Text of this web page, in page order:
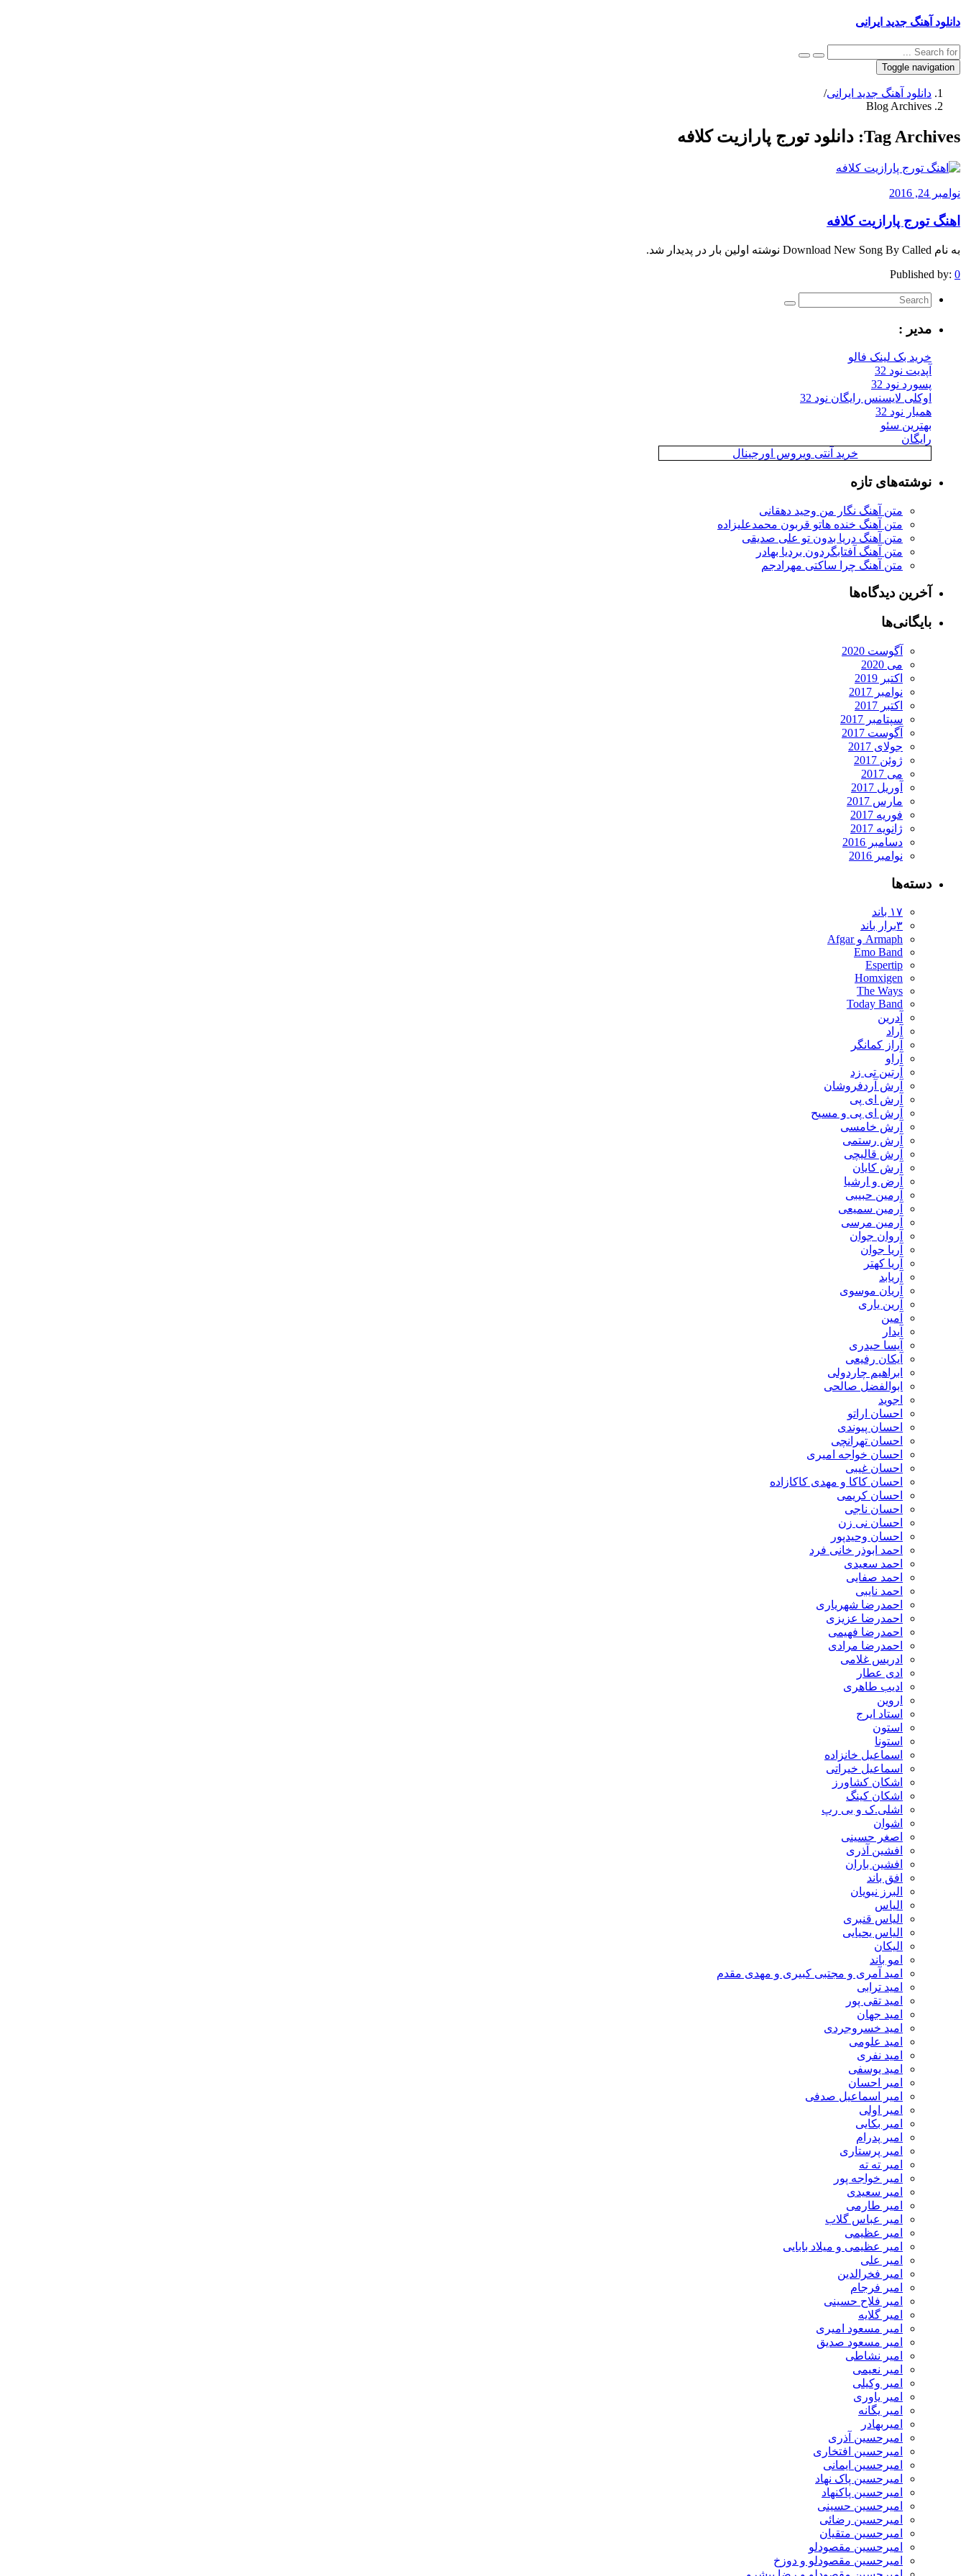
دانلود آهنگ جدید ایرانی
Toggle navigation
دانلود آهنگ جدید ایرانی/
Blog Archives
Tag Archives: دانلود تورج پارازیت کلافه
نوامبر 24, 2016
اهنگ تورج پارازیت کلافه
به نام Download New Song By Called نوشته اولین بار در پدیدار شد.
Published by: 0
مدیر :
خرید بک لینک فالو
آپدیت نود 32
پسورد نود 32
اوکلی لایسنس رایگان نود 32
همیار نود 32
بهترین سئو
رایگان
خرید آنتی ویروس اورجینال
نوشته‌های تازه
متن آهنگ نگار من وحید دهقانی
متن آهنگ خنده هاتو قربون محمدعلیزاده
متن آهنگ دریا بدون تو علی صدیقی
متن آهنگ آفتابگردون بردیا بهادر
متن آهنگ چرا ساکتی مهرادجم
آخرین دیدگاه‌ها
بایگانی‌ها
آگوست 2020
می 2020
اکتبر 2019
نوامبر 2017
اکتبر 2017
سپتامبر 2017
آگوست 2017
جولای 2017
ژوئن 2017
می 2017
آوریل 2017
مارس 2017
فوریه 2017
ژانویه 2017
دسامبر 2016
نوامبر 2016
دسته‌ها
۱۷ باند
۳برار باند
Armaph و Afgar
Emo Band
Espertip
Homxigen
The Ways
Today Band
آدرین
آراد
آراز کمانگر
آراو
آرتین تی زد
آرش آردفروشان
آرش ای پی
آرش ای پی و مسیح
آرش خامسی
آرش رستمی
آرش قالیچی
آرش کایان
​آرض و ارشیا
آرمین حبیبی
آرمین سمیعی
آرمین مرسی
آروان جوان
آریا جوان
آریا کهتر
آریابد
آریان موسوی
آرین یاری
آمین
آیدار
آیسا حیدری
آیکان رفیعی
ابراهیم چاردولی
ابوالفضل صالحی
اجوید
احسان اراتو
احسان پیوندی
احسان تهرانچی
احسان خواجه امیری
احسان غیبی
احسان کاکا و مهدی کاکازاده
احسان کریمی
احسان ناجی
احسان نی زن
احسان وحیدپور
احمد ابوذر خانی فرد
احمد سعیدی
احمد صفایی
احمد نایبی
احمدرضا شهریاری
احمدرضا عزیزی
احمدرضا فهیمی
احمدرضا مرادی
ادریس غلامی
ادی عطار
ادیب طاهری
اروین
استاد ایرج
استون
استونا
اسماعیل خانزاده
اسماعیل خیراتی
اشکان کشاورز
اشکان کینگ
اشلی.ک و بی رپ
اشوان
اصغر حسینی
افشین آذری
افشین باران
افق باند
البرز نبویان
الیاس
الیاس قنبرى
الیاس یحیایی
الیکان
امو باند
امید آمری و مجتبی کبیری و مهدى مقدم
امید ترابی
امید تقی پور
امید جهان
امید خسروجردی
امید علومی
امید نفری
امید یوسفی
امیر احسان
امیر اسماعیل صدفی
امیر اولی
امیر بکایی
امیر پدرام
امیر پرستاری
امیر ته ته
امیر خواجه پور
امیر سعیدی
امیر طارمی
امیر عباس گلاب
امیر عظیمی
امیر عظیمی و میلاد بابایی
امیر علی
امیر فخرالدین
امیر فرجام
امیر فلاح حسینی
امیر گلایه
امیر مسعود امیری
امیر مسعود صدیق
امیر نشاطی
امیر نعیمی
امیر وکیلی
امیر یاوری
امیر یگانه
امیربهادر
امیرحسین آذری
امیرحسین افتخاری
امیرحسین ایمانی
امیرحسین پاک نهاد
امیرحسین پاکنهاد
امیرحسین حسینی
امیرحسین رضائی
امیرحسین متقیان
امیرحسین مقصودلو
امیرحسین مقصودلو و دوزخ